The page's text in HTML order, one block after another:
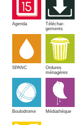
Agenda
Téléchar-
gements
SPANC
Ordures
ménagères
Boulodrome Médiathèque